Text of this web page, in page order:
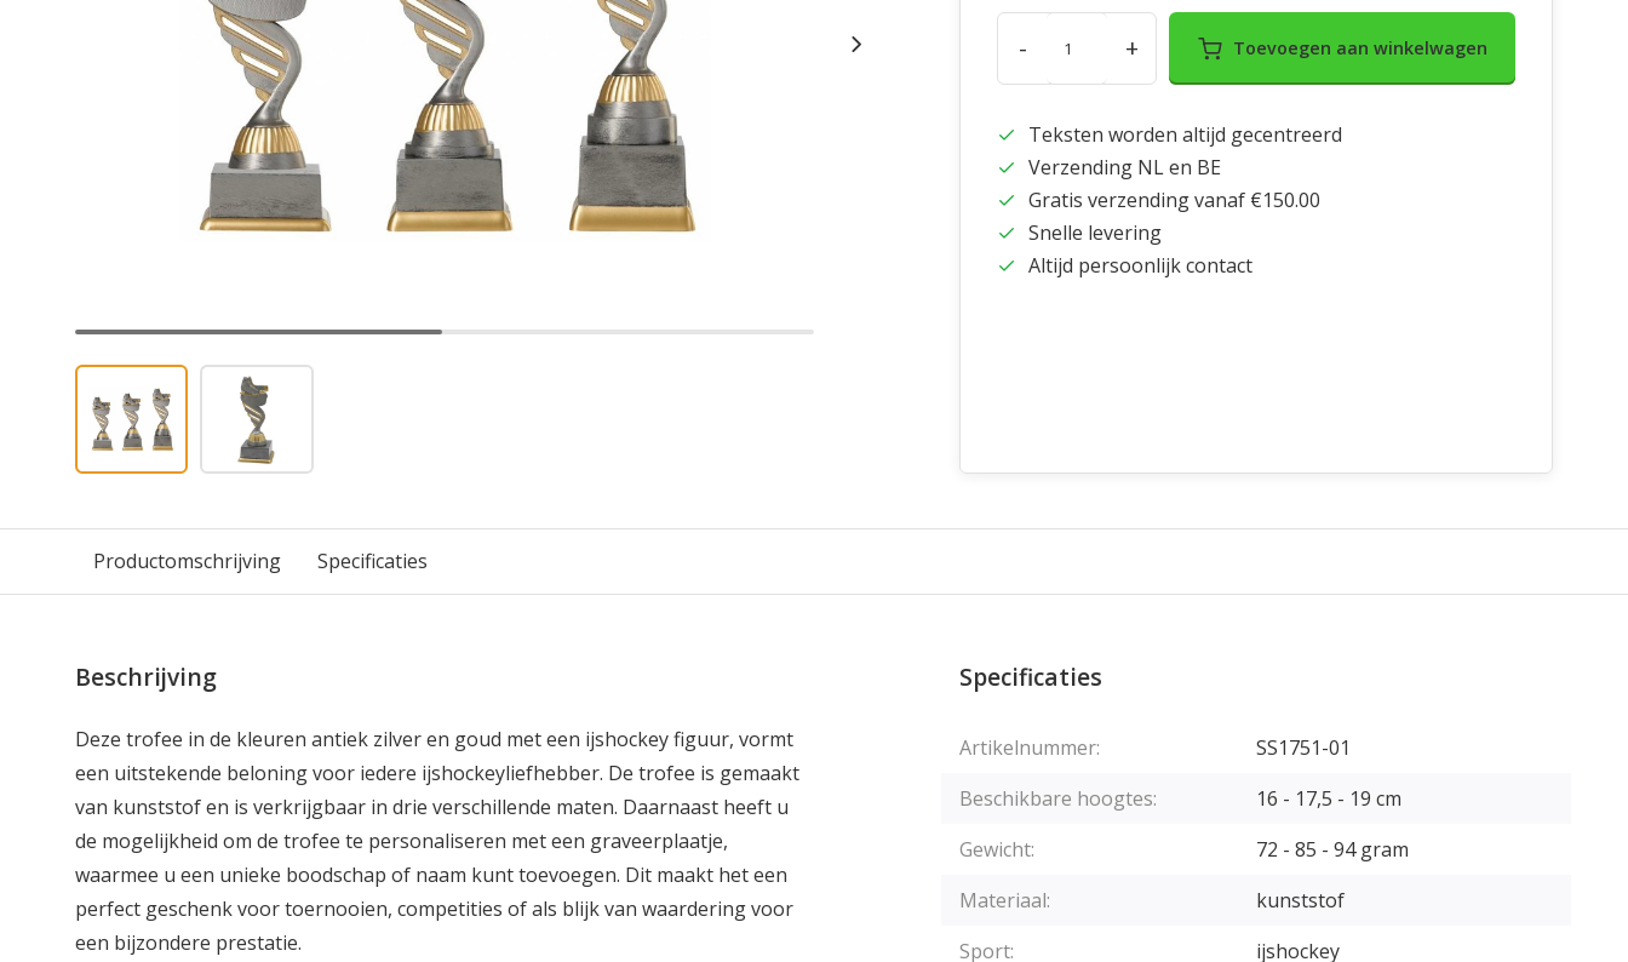
- + Toevoegen aan winkelwagen
Teksten worden altijd gecentreerd
Verzending NL en BE
Gratis verzending vanaf €150.00
Snelle levering
Altijd persoonlijk contact
Productomschrijving Specificaties
Beschrijving
Deze trofee in de kleuren antiek zilver en goud met een ijshockey figuur, vormt
een uitstekende beloning voor iedere ijshockeyliefhebber. De trofee is gemaakt
van kunststof en is verkrijgbaar in drie verschillende maten. Daarnaast heeft u
de mogelijkheid om de trofee te personaliseren met een graveerplaatje,
waarmee u een unieke boodschap of naam kunt toevoegen. Dit maakt het een
perfect geschenk voor toernooien, competities of als blijk van waardering voor
een bijzondere prestatie.
Specificaties
Artikelnummer:
SS1751-01
Beschikbare hoogtes:
16 - 17,5 - 19 cm
Gewicht:
72 - 85 - 94 gram
Materiaal:
kunststof
Sport:
ijshockey